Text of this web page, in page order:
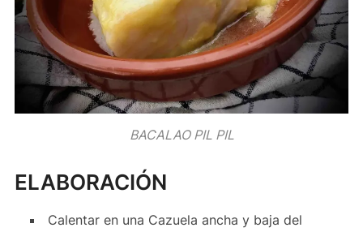
BACALAO PIL PIL
ELABORACIÓN
Calentar en una Cazuela ancha y baja del